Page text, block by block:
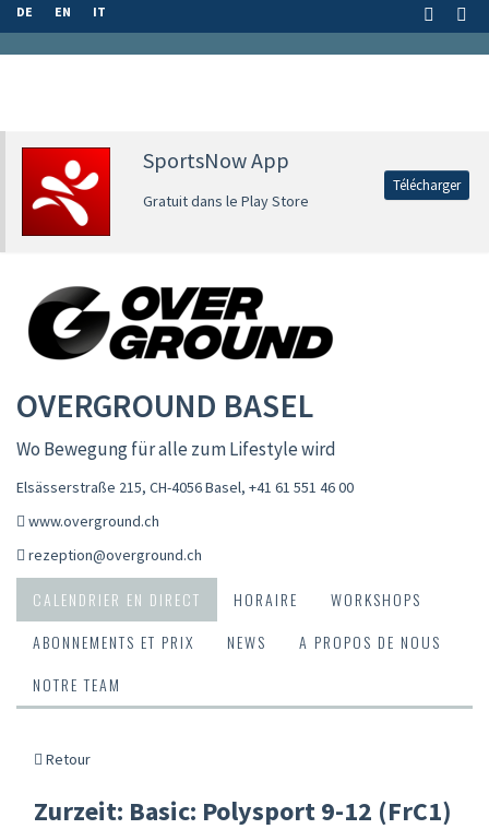
DE EN IT
SportsNow App
Gratuit dans le Play Store
Télécharger
OVERGROUND BASEL
Wo Bewegung für alle zum Lifestyle wird
Elsässerstraße 215, CH-4056 Basel, +41 61 551 46 00
www.overground.ch
rezeption@overground.ch
CALENDRIER EN DIRECT HORAIRE
WORKSHOPS
ABONNEMENTS ET PRIX
NEWS
A PROPOS DE NOUS
NOTRE TEAM
Retour
Zurzeit: Basic: Polysport 9-12 (FrC1)